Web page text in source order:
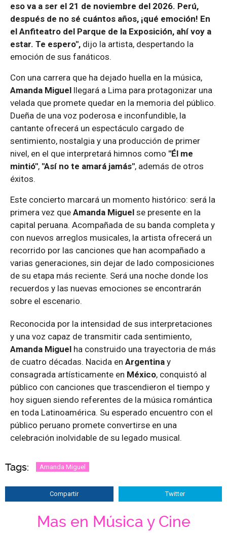
eso va a ser el 21 de noviembre del 2026. Perú,
después de no sé cuántos años, ¡qué emoción! En
el Anfiteatro del Parque de la Exposición, ahí voy a
estar. Te espero", dijo la artista, despertando la
emoción de sus fanáticos.
Con una carrera que ha dejado huella en la música,
Amanda Miguel llegará a Lima para protagonizar una
velada que promete quedar en la memoria del público.
Dueña de una voz poderosa e inconfundible, la
cantante ofrecerá un espectáculo cargado de
sentimiento, nostalgia y una producción de primer
nivel, en el que interpretará himnos como "Él me
mintió", "Así no te amará jamás", además de otros
éxitos.
Este concierto marcará un momento histórico: será la
primera vez que Amanda Miguel se presente en la
capital peruana. Acompañada de su banda completa y
con nuevos arreglos musicales, la artista ofrecerá un
recorrido por las canciones que han acompañado a
varias generaciones, sin dejar de lado composiciones
de su etapa más reciente. Será una noche donde los
recuerdos y las nuevas emociones se encontrarán
sobre el escenario.
Reconocida por la intensidad de sus interpretaciones
y una voz capaz de transmitir cada sentimiento,
Amanda Miguel ha construido una trayectoria de más
de cuatro décadas. Nacida en Argentina y
consagrada artísticamente en México, conquistó al
público con canciones que trascendieron el tiempo y
hoy siguen siendo referentes de la música romántica
en toda Latinoamérica. Su esperado encuentro con el
público peruano promete convertirse en una
celebración inolvidable de su legado musical.
Tags: Amanda Miguel
Compartir Twitter
Mas en Música y Cine